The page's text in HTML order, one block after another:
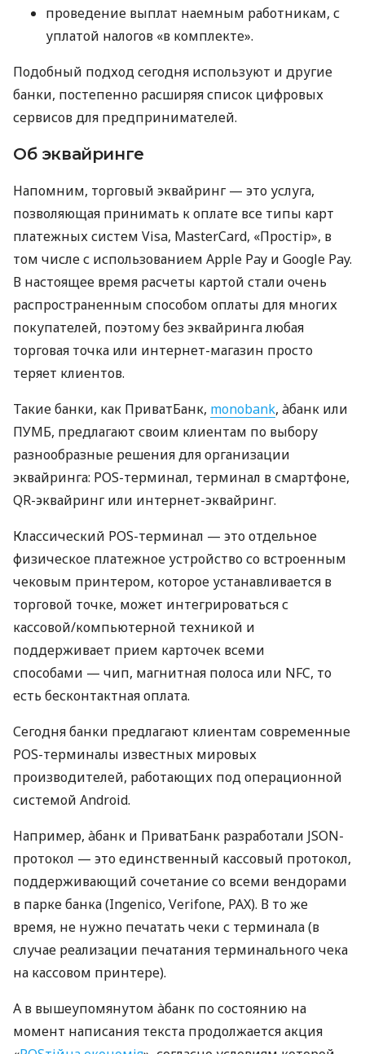
проведение выплат наемным работникам, с
уплатой налогов «в комплекте».
Подобный подход сегодня используют и другие
банки, постепенно расширяя список цифровых
сервисов для предпринимателей.
Об эквайринге
Напомним, торговый эквайринг — это услуга,
позволяющая принимать к оплате все типы карт
платежных систем Visa, MasterCard, «Простір», в
том числе с использованием Apple Pay и Google Pay.
В настоящее время расчеты картой стали очень
распространенным способом оплаты для многих
покупателей, поэтому без эквайринга любая
торговая точка или интернет-магазин просто
теряет клиентов.
Такие банки, как ПриватБанк, monobank, àбанк или
ПУМБ, предлагают своим клиентам по выбору
разнообразные решения для организации
эквайринга: POS-терминал, терминал в смартфоне,
QR-эквайринг или интернет-эквайринг.
Классический POS-терминал — это отдельное
физическое платежное устройство со встроенным
чековым принтером, которое устанавливается в
торговой точке, может интегрироваться с
кассовой/компьютерной техникой и
поддерживает прием карточек всеми
способами — чип, магнитная полоса или NFC, то
есть бесконтактная оплата.
Сегодня банки предлагают клиентам современные
POS-терминалы известных мировых
производителей, работающих под операционной
системой Android.
Например, àбанк и ПриватБанк разработали JSON-
протокол — это единственный кассовый протокол,
поддерживающий сочетание со всеми вендорами
в парке банка (Ingenico, Verifone, PAX). В то же
время, не нужно печатать чеки с терминала (в
случае реализации печатания терминального чека
на кассовом принтере).
А в вышеупомянутом àбанк по состоянию на
момент написания текста продолжается акция